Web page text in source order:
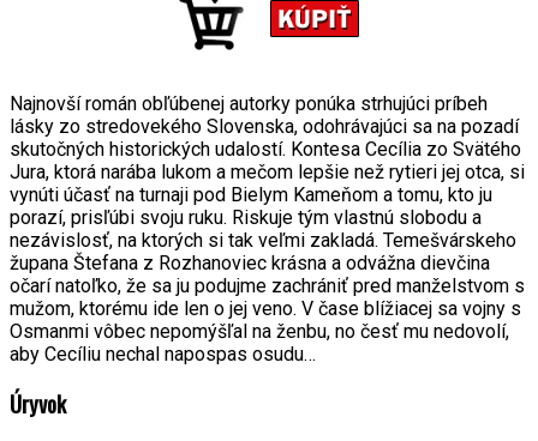
Najnovší román obľúbenej autorky ponúka strhujúci príbeh
lásky zo stredovekého Slovenska, odohrávajúci sa na pozadí
skutočných historických udalostí. Kontesa Cecília zo Svätého
Jura, ktorá narába lukom a mečom lepšie než rytieri jej otca, si
vynúti účasť na turnaji pod Bielym Kameňom a tomu, kto ju
porazí, prisľúbi svoju ruku. Riskuje tým vlastnú slobodu a
nezávislosť, na ktorých si tak veľmi zakladá. Temešvárskeho
župana Štefana z Rozhanoviec krásna a odvážna dievčina
očarí natoľko, že sa ju podujme zachrániť pred manželstvom s
mužom, ktorému ide len o jej veno. V čase blížiacej sa vojny s
Osmanmi vôbec nepomýšľal na ženbu, no česť mu nedovolí,
aby Cecíliu nechal napospas osudu…
Úryvok